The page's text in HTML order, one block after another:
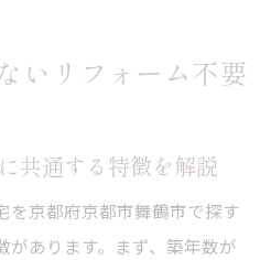
いリフォーム不要
共通する特徴を解説
を京都府京都市舞鶴市で探す
があります。まず、築年数が